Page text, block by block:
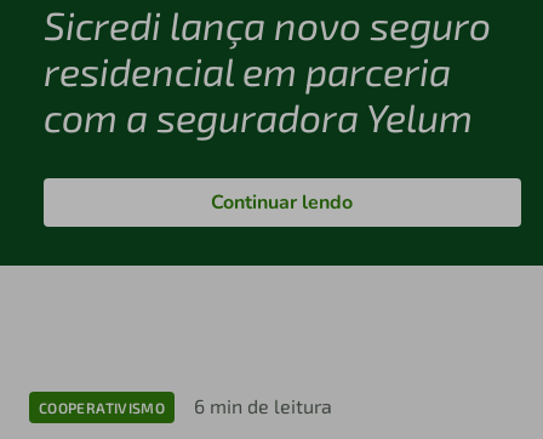
Sicredi lança novo seguro
residencial em parceria
com a seguradora Yelum
Continuar lendo
COOPERATIVISMO 6 min de leitura